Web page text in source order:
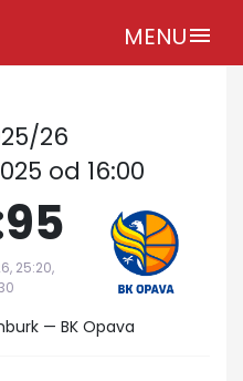
MENUmenu
26
od 16:00
25:20,
— BK Opava